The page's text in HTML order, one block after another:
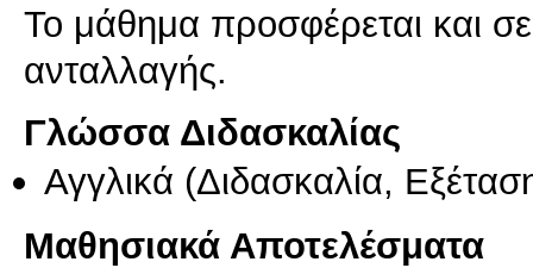
Το μάθημα προσφέρεται και
ανταλλαγής.
Γλώσσα Διδασκαλίας
Αγγλικά (Διδασκαλία,
Μαθησιακά Αποτελέσματα